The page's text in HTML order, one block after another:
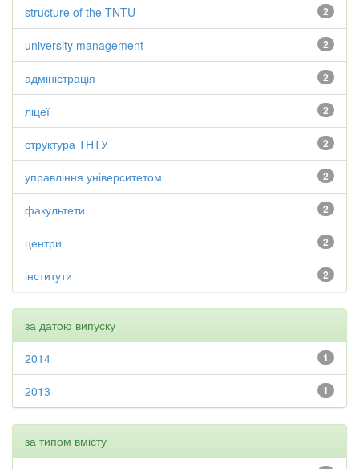
2
structure of the TNTU
2
university management
2
адміністрація
2
ліцеї
2
структура ТНТУ
2
управління університетом
2
факультети
2
центри
2
інститути
за датою випуску
1
2014
1
2013
за типом вмісту